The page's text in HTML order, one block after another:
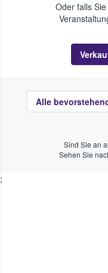
Oder falls
Alle
Sind Sie an
Sehen Sie
;